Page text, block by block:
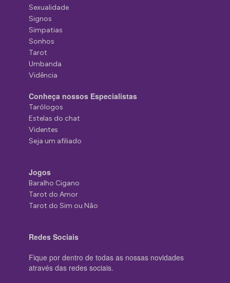
Sexualidade
Signos
Simpatias
Sonhos
Tarot
Umbanda
Vidência
Conheça nossos Especialistas
Tarólogos
Estelas do chat
Videntes
Seja um afiliado
Jogos
Baralho Cigano
Tarot do Amor
Tarot do Sim ou Não
Redes Sociais
Fique por dentro de todas as nossas novidades
através das redes sociais.